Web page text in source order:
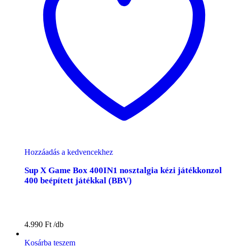
Hozzáadás a kedvencekhez
Sup X Game Box 400IN1 nosztalgia kézi játékkonzol
400 beépített játékkal (BBV)
4.990 Ft
Kosárba teszem